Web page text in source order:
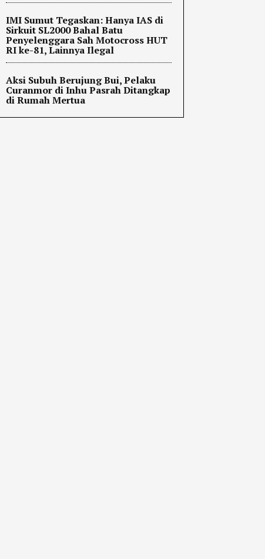
IMI Sumut Tegaskan: Hanya IAS di
Sirkuit SL2000 Bahal Batu
Penyelenggara Sah Motocross HUT
RI ke-81, Lainnya Ilegal
Aksi Subuh Berujung Bui, Pelaku
Curanmor di Inhu Pasrah Ditangkap
di Rumah Mertua